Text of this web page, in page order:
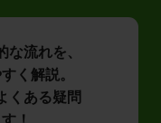
な流れを、
く解説。
くある疑問
！